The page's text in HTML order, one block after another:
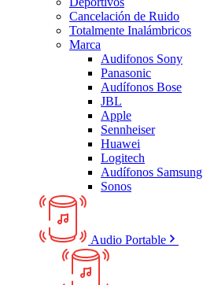
Cancelación de Ruido
Totalmente Inalámbricos
Marca
Audifonos Sony
Panasonic
Audífonos Bose
JBL
Apple
Sennheiser
Huawei
Logitech
Audífonos Samsung
Sonos
Audio Portable